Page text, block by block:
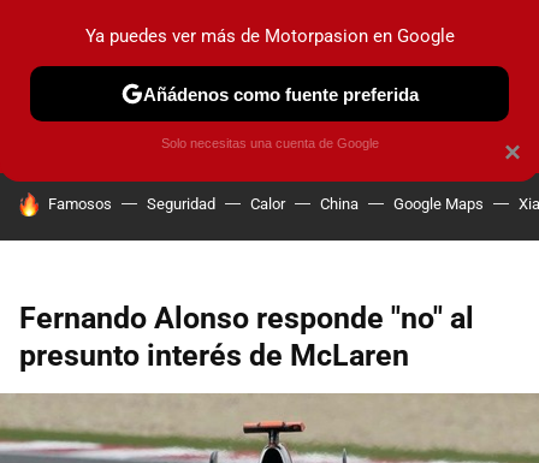
PRUEBAS COCHES ELÉCTRICOS OBSERVATORIO
HOY SE HABLA DE
Famosos Seguridad Calor China Google Maps
Fernando Alonso responde "no" al
presunto interés de McLaren
×
Ya puedes ver más de Motorpasion en Google
Añádenos como fuente preferida
Solo necesitas una cuenta de Google